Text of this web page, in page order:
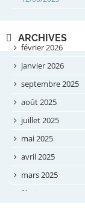
ARCHIVES
février 2026
janvier 2026
septembre 2025
août 2025
juillet 2025
mai 2025
avril 2025
mars 2025
février 2025